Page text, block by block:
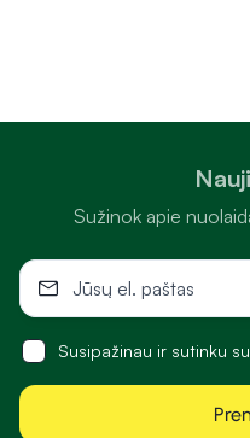
Sužinok apie
Susipažinau ir sutinku su